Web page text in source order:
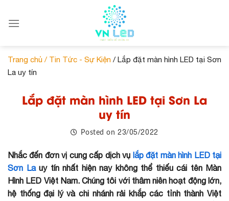
Trang chủ / Tin Tức - Sự Kiện / Lắp đặt màn hình LED tại Sơn
La uy tín
Lắp đặt màn hình LED tại Sơn La
uy tín
Posted on23/05/2022
Nhắc đến đơn vị cung cấp dịch vụ lắp đặt màn hình LED tại
Sơn Lauy tín nhất hiện nay không thể thiếu cái tên Màn
Hình LED Việt Nam. Chúng tôi với thâm niên hoạt động lớn,
hệ thống đại lý và chi nhánh rải khắp các tỉnh thành Việt